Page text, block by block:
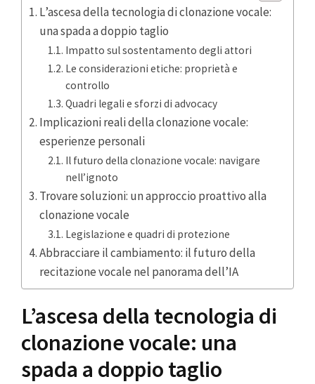
L’ascesa della tecnologia di clonazione vocale:
una spada a doppio taglio
Impatto sul sostentamento degli attori
Le considerazioni etiche: proprietà e
controllo
Quadri legali e sforzi di advocacy
Implicazioni reali della clonazione vocale:
esperienze personali
Il futuro della clonazione vocale: navigare
nell’ignoto
Trovare soluzioni: un approccio proattivo alla
clonazione vocale
Legislazione e quadri di protezione
Abbracciare il cambiamento: il futuro della
recitazione vocale nel panorama dell’IA
L’ascesa della tecnologia di
clonazione vocale: una
spada a doppio taglio